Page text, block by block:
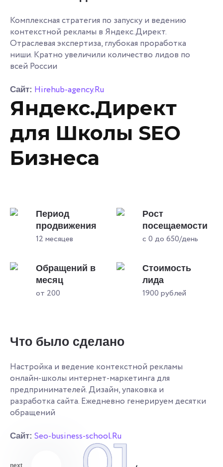
Комплексная стратегия по запуску и ведению
контекстной рекламы в Яндекс.Директ.
Отраслевая экспертиза, глубокая проработка
ниши. Кратно увеличили количество лидов по
всей России
Сайт: Hirehub-agency.Ru
Яндекс.Директ
для Школы SEO
Бизнеса
Период
продвижения
12 месяцев
Рост
посещаемости
с 0 до 650/день
Обращений в
месяц
от 200
Стоимость
лида
1900 рублей
Что было сделано
Настройка и ведение контекстной рекламы
онлайн-школы интернет-маркетинга для
предпринимателей. Дизайн, упаковка и
разработка сайта. Ежедневно генерируем десятки
обращений
Сайт: Seo-business-school.Ru
next